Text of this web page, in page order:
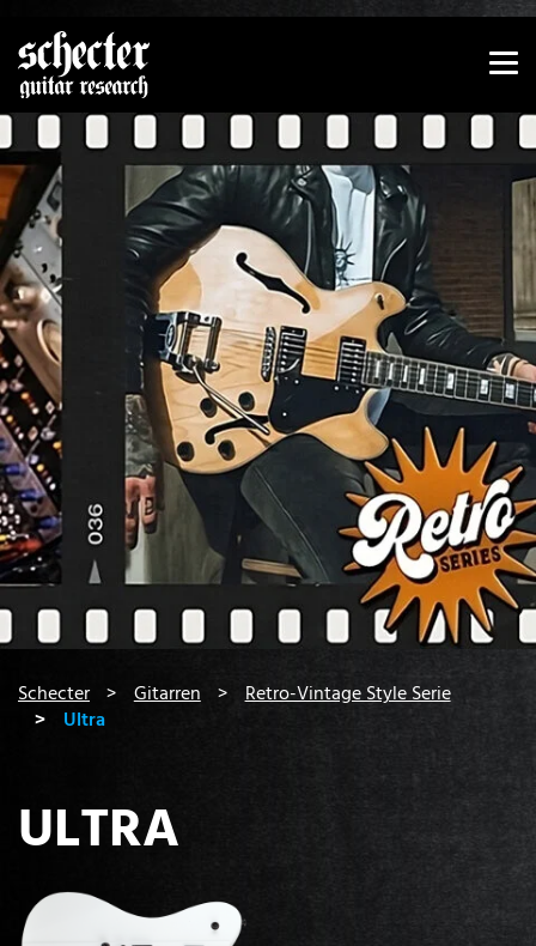
Zeige besser passende Version dieser Seite
Diese Meldung nicht mehr anzeigen
Schecter Gitarren
Retro-Vintage Style Serie
Ultra
ULTRA